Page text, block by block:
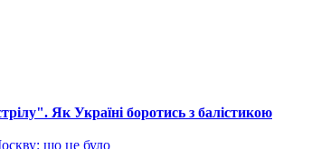
Як Україні боротись з балістикою
що це було